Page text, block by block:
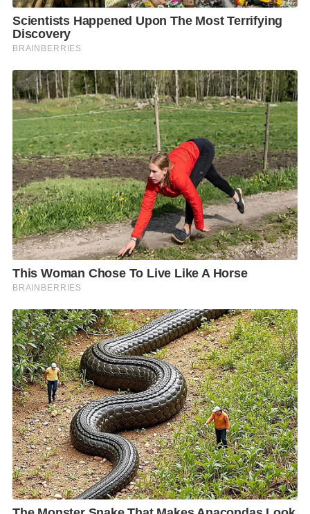
อากาศ สาย 73 หมายเลข 8 – 67043 ตั้งแต่เวลา 04.40 –
12.25 น. หลังเลิกงานได้กลับที่พักอาศัยทันที
– วันที่ 20 เมษายน 2564 ปฏิบัติหน้าที่บนรถโดยสารปรับ
อากาศ สาย 73 หมายเลข 8 – 67043 ตั้งแต่เวลา 04.40 –
11.30 น. หลังเลิกงานได้กลับที่พักอาศัยทันที
– วันที่ 21 เมษายน 2564 ปฏิบัติหน้าที่บนรถโดยสารปรับ
อากาศ สาย 73 หมายเลข 8 – 67043 ตั้งแต่เวลา 04.30 –
10.40 น. หลังเลิกงานได้กลับที่พักอาศัยทันที
– วันที่ 21 เมษายน 2564 เวลา 14.30 น. ได้รับแจ้งจาก
เจ้าหน้าที่โรงพยาบาลรามาธิบดีจักรีนฤบดินทร์ว่าเป็นผู้
ติดเชื้อ โดยเจ้าหน้าที่ให้พนักงานรอรถพยาบาลไปรับที่
บ้านในวันรุ่งขึ้น
– วันที่ 22 เมษายน 2564 ปฏิบัติหน้าที่บนรถโดยสารปรับ
อากาศ สาย 73 หมายเลข 8 – 67043 ตั้งแต่เวลา 04.10 –
11.10 น. หลังเลิกงานได้กลับที่พักอาศัยทันที ต่อมาเวลา
แพทยศาสตร์ มหาวิทยาลัยมหิดล แจ้งว่ามารดาของ
พนักงานเป็นผู้ติดเชื้อฯ
– วันที่ 23 เมษายน 2564 เป็นวันหยุดประจำสัปดาห์ เมื่อ
เวลา 13.30 น. ได้เดินทางไปที่ศูนย์การแพทย์กาญจนา
ภิเษก คณะแพทยศาสตร์ มหาวิทยาลัยมหิดล เพื่อตรวจ
หาเชื้อไวรัส COVID-19 และเดินทางกลับที่พักอาศัยใน
เวลา 16.00 น. ต่อมาเวลา 20.30 น. เจ้าหน้าที่ศูนย์ฯ ได้
แจ้งให้ทราบว่าพนักงานเป็นผู้ติดเชื้อฯ จึงให้พนักงานรอ
อยู่ที่บ้าน โดยจะนำรถพยาบาลมารับพนักงานไปรักษาตัว
ที่ศูนย์ฯ ในวันที่ 24 เมษายน 2564